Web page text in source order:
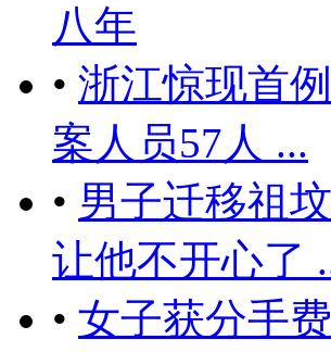
八年
• 浙江惊现首
案人员57人 ...
• 男子迁移祖
让他不开心了
• 女子获分手